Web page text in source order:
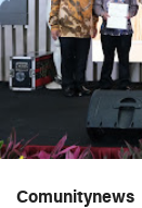
Comunitynews